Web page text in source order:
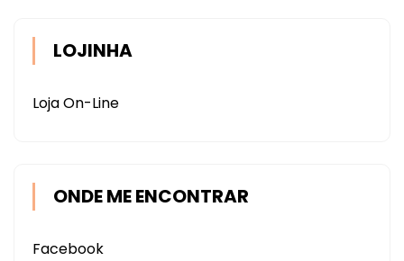
LOJINHA
Loja On-Line
ONDE ME ENCONTRAR
Facebook